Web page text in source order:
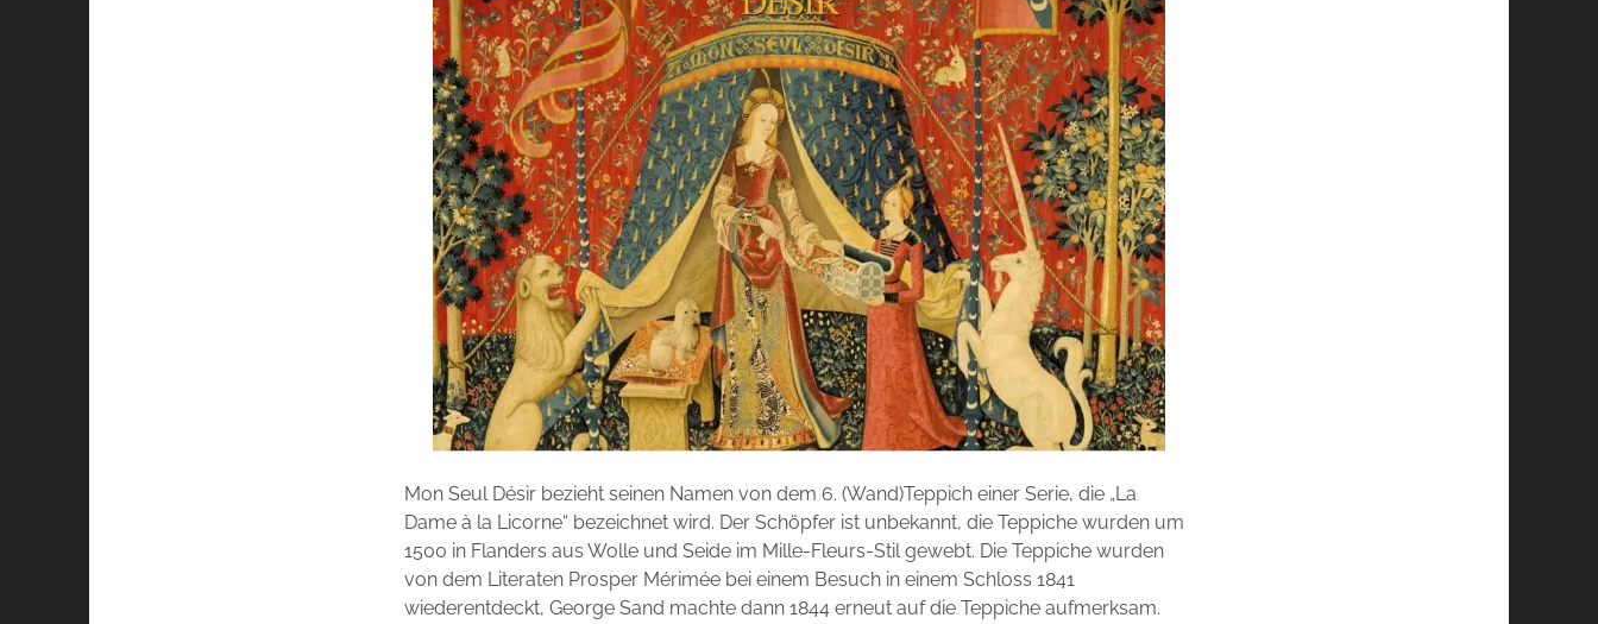
Mon Seul Désir bezieht seinen Namen von dem 6. (Wand)Teppich einer Serie, die „La
Dame à la Licorne“ bezeichnet wird. Der Schöpfer ist unbekannt, die Teppiche wurden um
1500 in Flanders aus Wolle und Seide im Mille-Fleurs-Stil gewebt. Die Teppiche wurden
von dem Literaten Prosper Mérimée bei einem Besuch in einem Schloss 1841
wiederentdeckt, George Sand machte dann 1844 erneut auf die Teppiche aufmerksam.